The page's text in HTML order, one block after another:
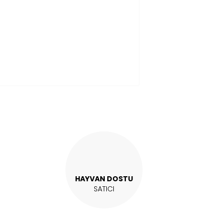
HAYVAN DOSTU
SATICI